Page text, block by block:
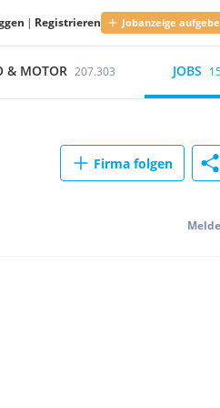
| Registrieren Jobanzeige
& MOTOR 207.303 JOBS
Firma folgen